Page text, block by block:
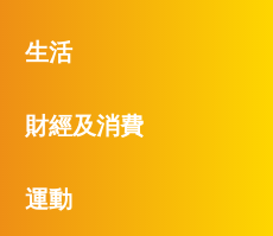
生活
財經及消費
運動